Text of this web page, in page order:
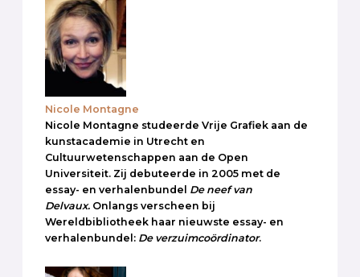
Nicole Montagne
Nicole Montagne studeerde Vrije Grafiek aan de
kunstacademie in Utrecht en
Cultuurwetenschappen aan de Open
Universiteit. Zij debuteerde in 2005 met de
essay- en verhalenbundel De neef van
Delvaux. Onlangs verscheen bij
Wereldbibliotheek haar nieuwste essay- en
verhalenbundel: De verzuimcoördinator.